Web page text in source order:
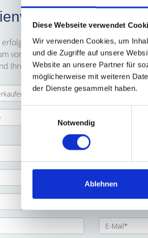
Diese Webseite verwendet
Wir verwenden Cookies, um
und die Zugriffe auf unsere
Website an unsere Partner für
möglicherweise mit weiteren
der Dienste gesammelt haben.
Einwilligungsauswahl
Notwendig
Ablehnen
in Fürth
erfolgreichenVerkauf IhrerImmobilie
von Hegerich Immobilien unterstützt
Ihre
Verkaufsanfrage. Wir werden